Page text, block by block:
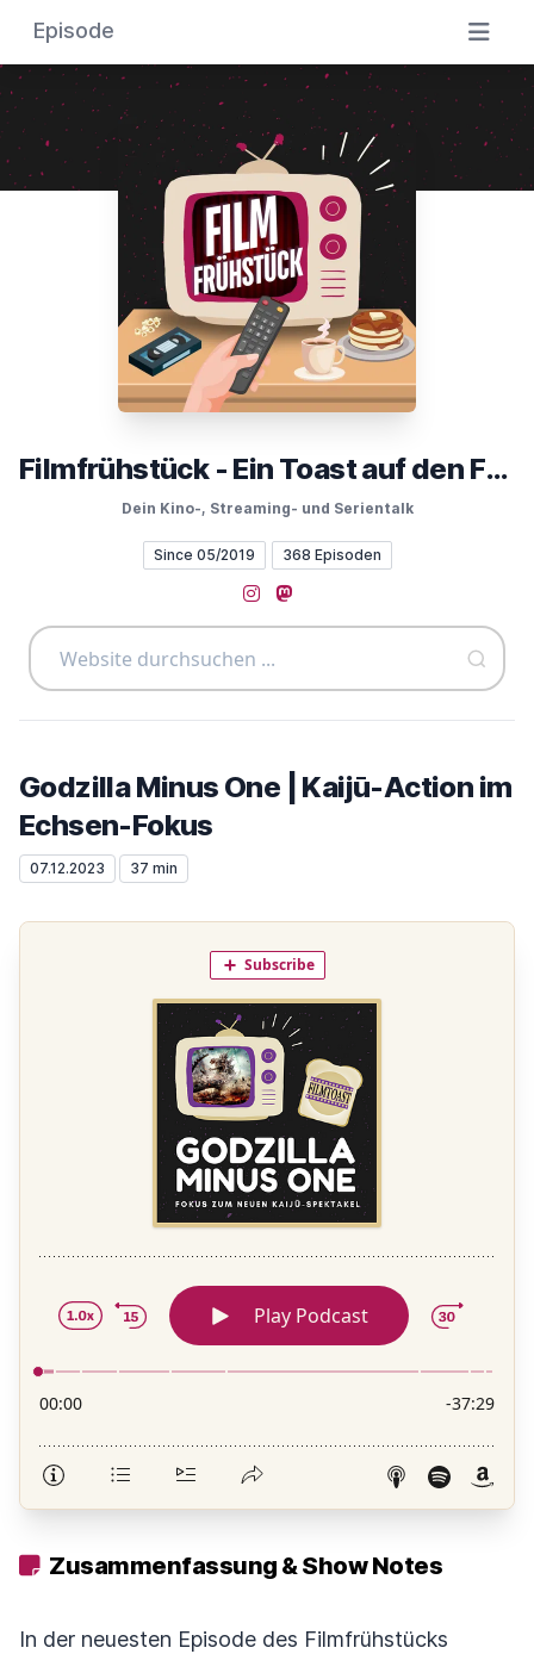
Episode
Filmfrühstück - Ein Toast auf den Film
Dein Kino-, Streaming- und Serientalk
Since 05/2019 368 Episoden
Instagram
Mastodon
Godzilla Minus One | Kaijū-Action im
Echsen-Fokus
07.12.2023 37 min
Zusammenfassung & Show Notes
In der neuesten Episode des Filmfrühstücks